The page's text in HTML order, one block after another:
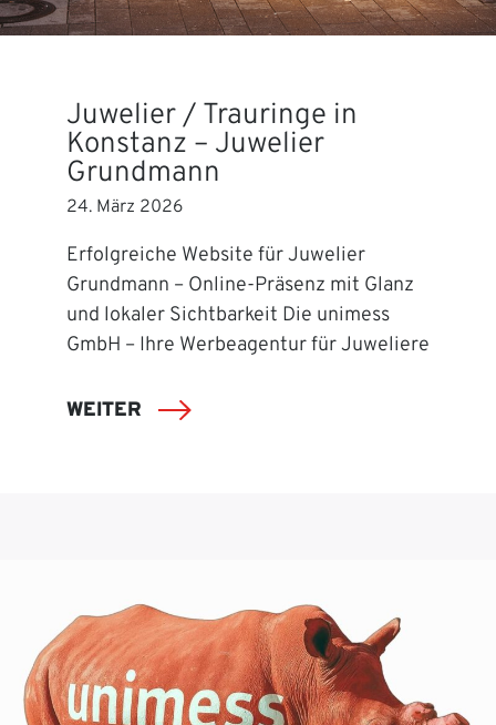
Juwelier / Trauringe in
Konstanz – Juwelier
Grundmann
24. März 2026
Erfolgreiche Website für Juwelier
Grundmann – Online-Präsenz mit Glanz
und lokaler Sichtbarkeit Die unimess
GmbH – Ihre Werbeagentur für Juweliere
WEITER